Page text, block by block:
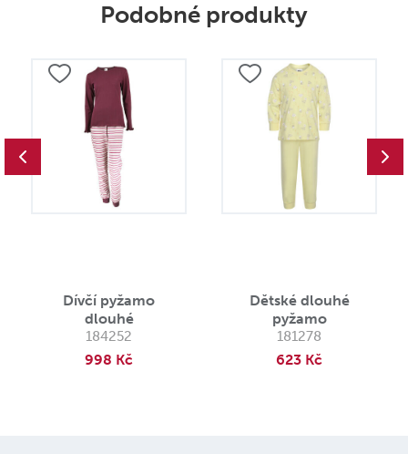
Podobné produkty
Dívčí pyžamo
dlouhé
184252
998 Kč
Dětské dlouhé
pyžamo
181278
623 Kč